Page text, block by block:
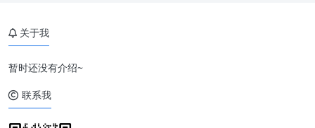
关于我
暂时还没有介绍~
联系我